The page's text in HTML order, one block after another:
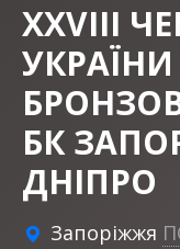
ХХVIII
БК
ДНІПРО
Запоріжжя